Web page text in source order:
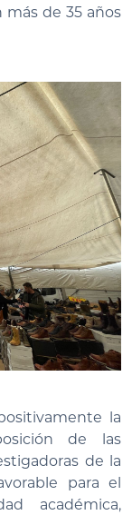
más de 35 años
la
de las
de la
para el
académica,